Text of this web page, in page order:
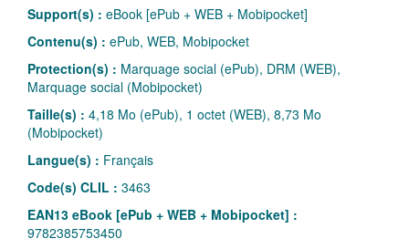
Support(s) : eBook [ePub + WEB + Mobipocket]
Contenu(s) : ePub, WEB, Mobipocket
Protection(s) : Marquage social (ePub), DRM (WEB),
Marquage social (Mobipocket)
Taille(s) : 4,18 Mo (ePub), 1 octet (WEB), 8,73 Mo
(Mobipocket)
Langue(s) : Français
Code(s) CLIL : 3463
EAN13 eBook [ePub + WEB + Mobipocket] :
9782385753450